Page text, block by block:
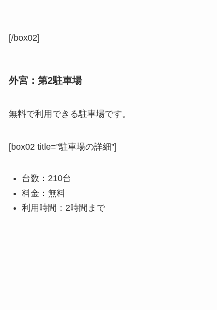
[/box02]
外宮：第2駐車場
無料で利用できる駐車場です。
[box02 title=”駐車場の詳細”]
台数：210台
料金：無料
利用時間：2時間まで